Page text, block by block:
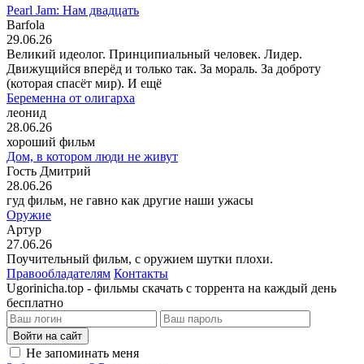
Pearl Jam: Нам двадцать
Barfola
29.06.26
Великий идеолог. Принципиальный человек. Лидер.
Движущийся вперёд и только так. За мораль. За доброту
(которая спасёт мир). И ещё
Беременна от олигарха
леонид
28.06.26
хороший фильм
Дом, в котором люди не живут
Гость Дмитрий
28.06.26
гуд фильм, не гавно как другие наши ужасы
Оружие
Артур
27.06.26
Поучительный фильм, с оружием шутки плохи.
Правообладателям Контакты
Ugorinicha.top - фильмы скачать с торрента на каждый день
бесплатно
Войти на сайт
Не запоминать меня